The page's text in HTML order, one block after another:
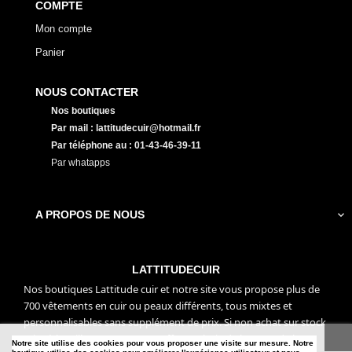
COMPTE
Mon compte
Panier
NOUS CONTACTER
Nos boutiques
Par mail : lattitudecuir@hotmail.fr
Par téléphone au : 01-43-46-39-11
Par whatapps
A PROPOS DE NOUS 
Notre site utilise des cookies pour vous proposer une visite sur mesure. Notre
LATTITUDECUIR
Nos boutiques Lattitude cuir et notre site vous propose plus de
700 vêtements en cuir ou peaux différents, tous mixtes et
personnalisables sans supplément de prix. Si non achat sur stock
mise à la taille ou sur mesure offerts. Choix de la peau, de la